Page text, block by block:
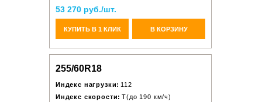
53 270 руб./шт.
КУПИТЬ В 1 КЛИК В КОРЗИНУ
255/60R18
Индекс нагрузки: 112
Индекс скорости: T(до 190 км/ч)